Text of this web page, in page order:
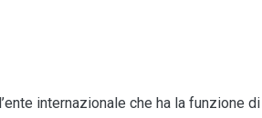
internazionale che ha la funzione di